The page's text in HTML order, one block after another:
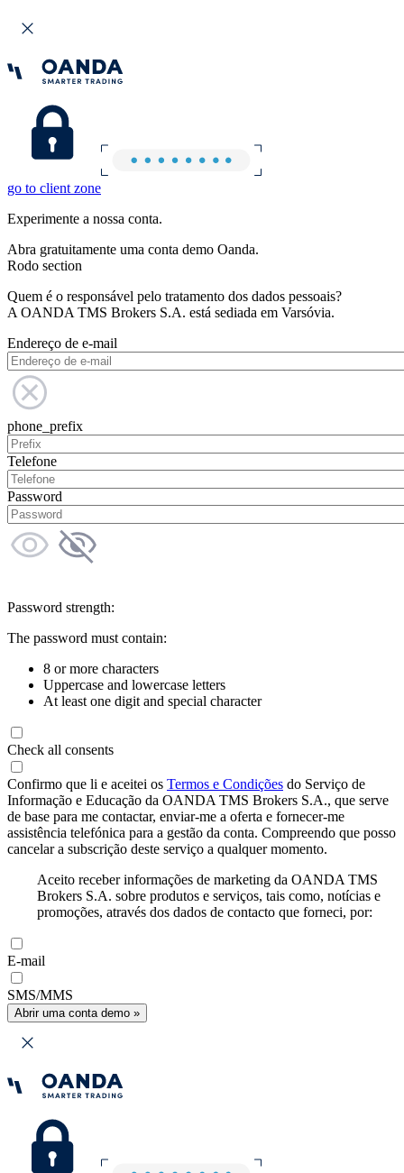
go to client zone
Experimente a nossa conta.
Abra gratuitamente uma conta demo Oanda.
Rodo section
Quem é o responsável pelo tratamento dos dados pessoais?
A OANDA TMS Brokers S.A. está sediada em Varsóvia.
Endereço de e-mail
phone_prefix
Telefone
Password
Password strength:
The password must contain:
8 or more characters
Uppercase and lowercase letters
At least one digit and special character
Check all consents
Confirmo que li e aceitei os Termos e Condições do Serviço de
Informação e Educação da OANDA TMS Brokers S.A., que serve
de base para me contactar, enviar-me a oferta e fornecer-me
assistência telefónica para a gestão da conta. Compreendo que posso
cancelar a subscrição deste serviço a qualquer momento.
Aceito receber informações de marketing da OANDA TMS
Brokers S.A. sobre produtos e serviços, tais como, notícias e
promoções, através dos dados de contacto que forneci, por:
E-mail
SMS/MMS
Abrir uma conta demo »